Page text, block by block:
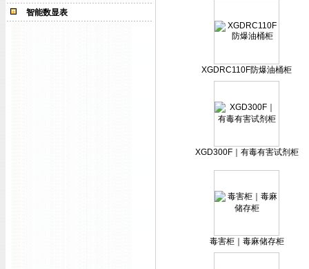
智能数显表
XGDRC110F防爆油桶柜
XGD300F｜有毒有害试剂柜
毒害柜｜毒麻储存柜